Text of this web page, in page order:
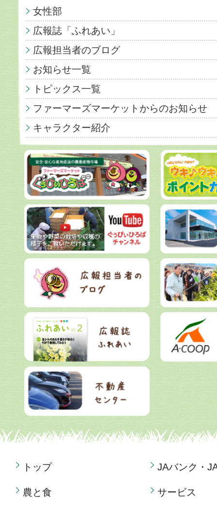
女性部
広報誌「ふれあい」
広報担当者のブログ
お知らせ一覧
トピックス一覧
ファーマーズマーケットからのお知らせ
キャラクター紹介
トップ
農と食
JAバンク・
サービス